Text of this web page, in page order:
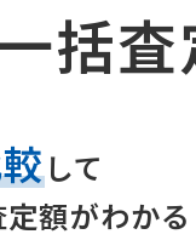
括査
して
定額がわかる